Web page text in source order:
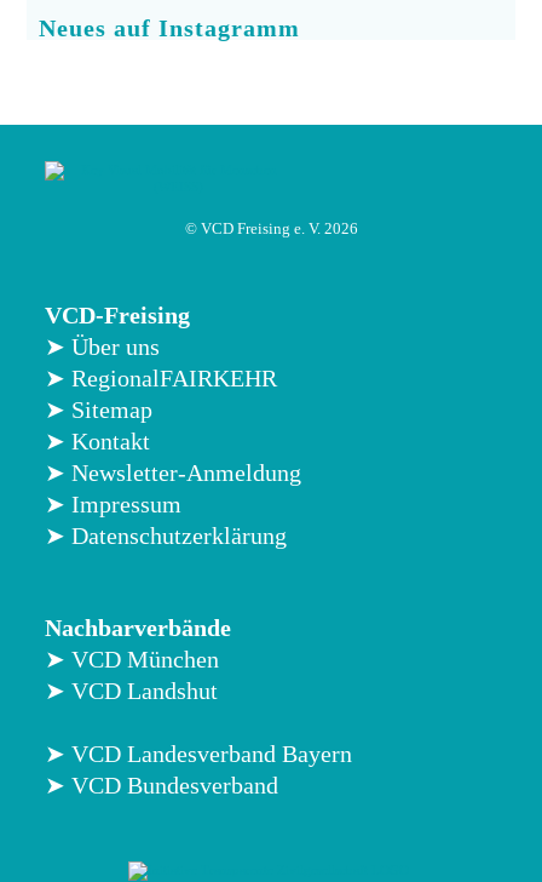
Neues auf Instagramm
© VCD Freising e. V. 2026
VCD-Freising
➤ Über uns
➤ RegionalFAIRKEHR
➤ Sitemap
➤ Kontakt
➤ Newsletter-Anmeldung
➤ Impressum
➤ Datenschutzerklärung
Nachbarverbände
➤ VCD München
➤ VCD Landshut
➤ VCD Landesverband Bayern
➤ VCD Bundesverband